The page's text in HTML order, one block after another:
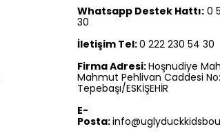
Whatsapp Destek Hattı: 0
30
İletişim Tel:0 222 230 54 30
Firma Adresi:Hoşnudiye
Mahmut Pehlivan Caddesi
Tepebaşı/ESKİŞEHİR
E-
Posta: